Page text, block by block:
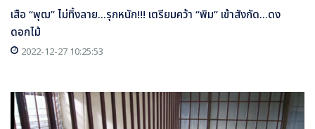
เสือ “พุฒ” ไม่ทิ้งลาย...รุกหนัก!!! เตรียมคว้า “พิม” เข้าสังกัด...ดง
ดอกไม้
2022-12-27 10:25:53